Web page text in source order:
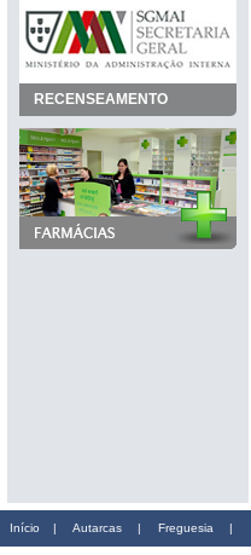
RECENSEAMENTO
Início | Autarcas | Freguesia |